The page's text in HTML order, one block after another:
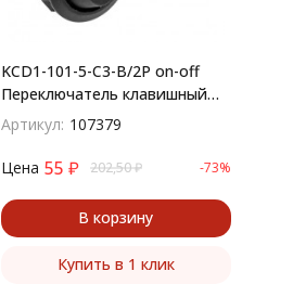
KCD1-101-5-C3-B/2P on-off
Переключатель клавишный
(рокерный)
Артикул: 107379
Цена 55 ₽ 202,50₽ -73%
В корзину
Купить в 1 клик